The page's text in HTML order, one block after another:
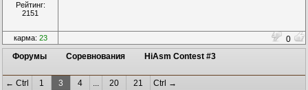
Рейтинг:
2151
карма: 23
0
Форумы
Соревнования HiAsm Contest #3
← Ctrl 1 3 4 ... 20 21 Ctrl →